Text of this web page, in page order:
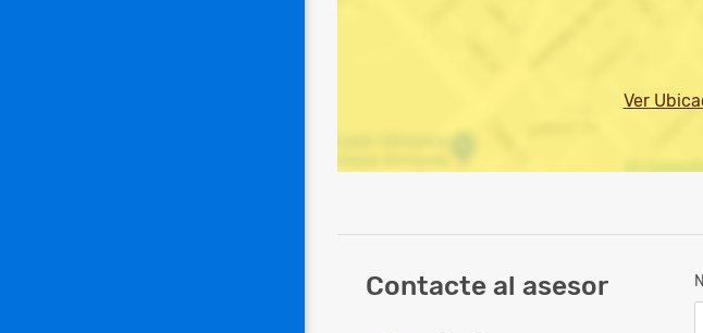
Ver
Contacte al asesor